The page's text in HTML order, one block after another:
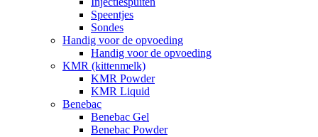
Speentjes
Sondes
Handig voor de opvoeding
Handig voor de opvoeding
KMR (kittenmelk)
KMR Powder
KMR Liquid
Benebac
Benebac Gel
Benebac Powder